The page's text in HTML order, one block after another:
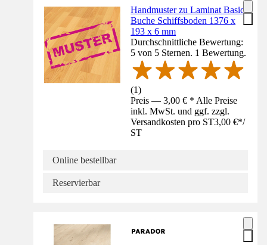
Handmuster zu Laminat Basic
Buche Schiffsboden 1376 x
193 x 6 mm
Durchschnittliche Bewertung:
5 von 5 Sternen. 1 Bewertung.
(1)
Preis — 3,00 € * Alle Preise
inkl. MwSt. und ggf. zzgl.
Versandkosten pro ST3,00 €*/
ST
Online bestellbar
Reservierbar